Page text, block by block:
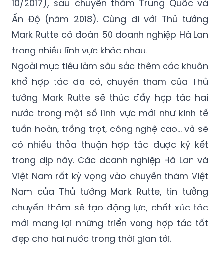
Mark Rutte có đoàn 50 doanh nghiệp Hà Lan
trong nhiều lĩnh vực khác nhau.
Ngoài mục tiêu làm sâu sắc thêm các khuôn
khổ hợp tác đã có, chuyến thăm của Thủ
tướng Mark Rutte sẽ thúc đẩy hợp tác hai
nước trong một số lĩnh vực mới như kinh tế
tuần hoàn, trồng trọt, công nghệ cao... và sẽ
có nhiều thỏa thuận hợp tác được ký kết
trong dịp này. Các doanh nghiệp Hà Lan và
Việt Nam rất kỳ vọng vào chuyến thăm Việt
Nam của Thủ tướng Mark Rutte, tin tưởng
chuyến thăm sẽ tạo động lực, chất xúc tác
mới mang lại những triển vọng hợp tác tốt
đẹp cho hai nước trong thời gian tới.
Minh Ngọc